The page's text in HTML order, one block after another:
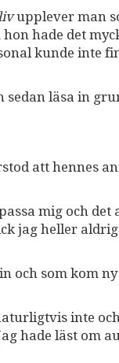
upplever man
hade det
kunde inte
sedan läsa in
att hennes
mig och
jag heller
och som kom
inte
hade läst om